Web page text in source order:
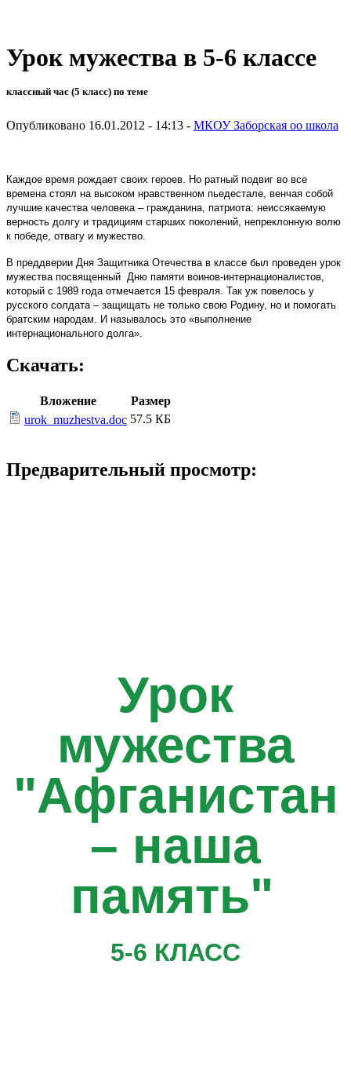
Урок мужества в 5-6 классе
классный час (5 класс) по теме
Опубликовано 16.01.2012 - 14:13 - МКОУ Заборская оо школа
Каждое время рождает своих героев. Но ратный подвиг во все
времена стоял на высоком нравственном пьедестале, венчая собой
лучшие качества человека – гражданина, патриота: неиссякаемую
верность долгу и традициям старших поколений, непреклонную волю
к победе, отвагу и мужество.
В преддверии Дня Защитника Отечества в классе был проведен урок
мужества посвященный Дню памяти воинов-интернационалистов,
который с 1989 года отмечается 15 февраля. Так уж повелось у
русского солдата – защищать не только свою Родину, но и помогать
братским народам. И называлось это «выполнение
интернационального долга».
Скачать:
Вложение
Размер
urok_muzhestva.doc 57.5 КБ
Предварительный просмотр:
Урок
мужества
"Афганистан
– наша
память"
5-6 КЛАСС